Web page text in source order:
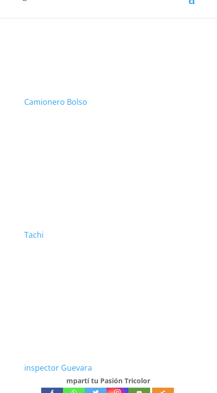
Camionero Bolso
Tachi
inspector Guevara
mpartí tu Pasión Tricolor